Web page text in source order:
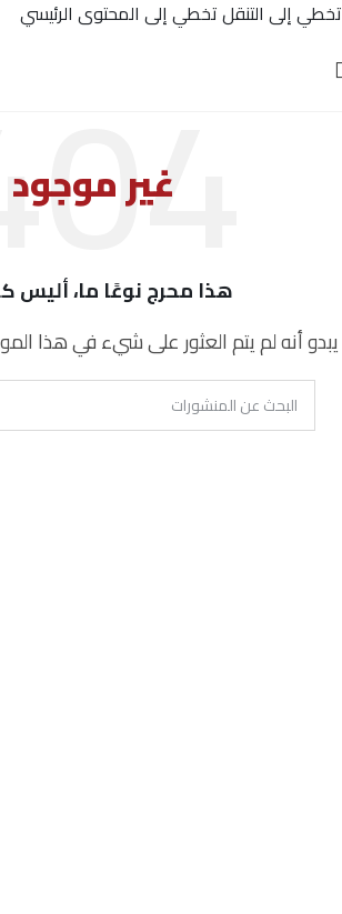
تخطي إلى التنقلتخطي إلى المحتوى الرئيسي
غير موجود
هذا محرج نوعًا ما، أليس
يبدو أنه لم يتم العثور على شيء في هذا